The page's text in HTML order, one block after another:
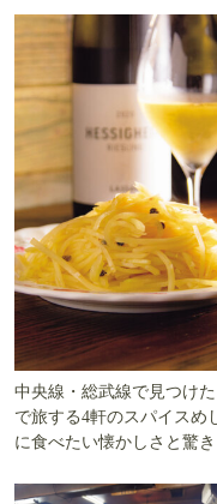
中央線・総武線で見つけた
で旅する4軒のスパイス
に食べたい懐かしさと驚き